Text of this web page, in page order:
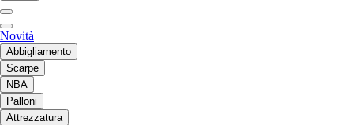
Novità
Abbigliamento
Scarpe
NBA
Palloni
Attrezzatura